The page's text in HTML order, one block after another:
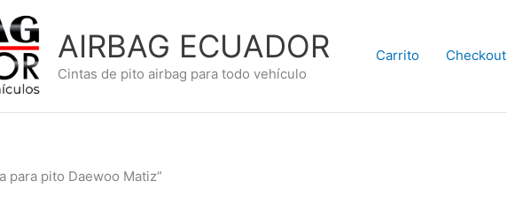
AIRBAG ECUADOR
Cintas de pito airbag para todo vehículo
Carrito Checkout
para pito Daewoo Matiz”